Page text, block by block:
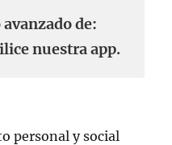
de:
nuestra app.
personal y social